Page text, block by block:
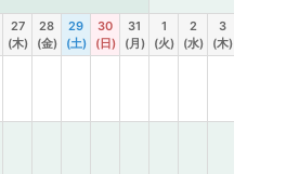
27
(木)
28
(金)
29
(土)
30
(日)
31
(月)
1
(火)
2
(水)
3
(木)